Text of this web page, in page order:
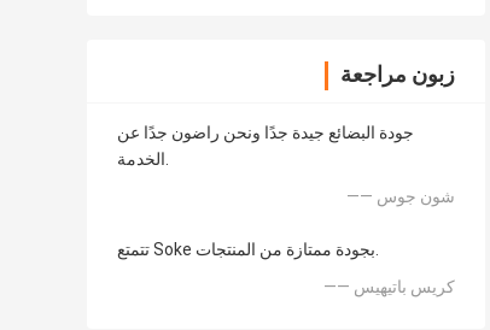
زبون مراجعة
جودة البضائع جيدة جدًا ونحن راضون جدًا عن
الخدمة.
—— شون جوس
تتمتع Soke بجودة ممتازة من المنتجات.
—— كريس باتيهيس